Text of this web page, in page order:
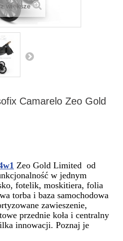
większe
Camarelo Zeo Gold
Zeo Gold Limited od
w jednym
fotelik, moskitiera, folia
torba i baza samochodowa
zawieszenie,
przednie koła i centralny
innowacji. Poznaj je